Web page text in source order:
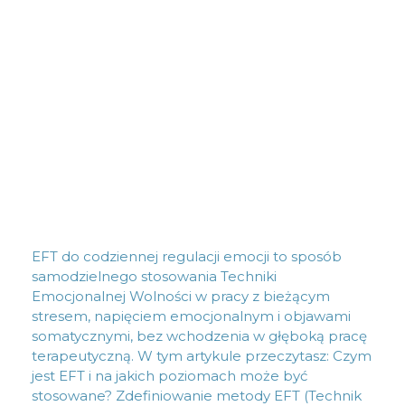
EFT do codziennej regulacji emocji to sposób
samodzielnego stosowania Techniki
Emocjonalnej Wolności w pracy z bieżącym
stresem, napięciem emocjonalnym i objawami
somatycznymi, bez wchodzenia w głęboką pracę
terapeutyczną. W tym artykule przeczytasz: Czym
jest EFT i na jakich poziomach może być
stosowane? Zdefiniowanie metody EFT (Technik